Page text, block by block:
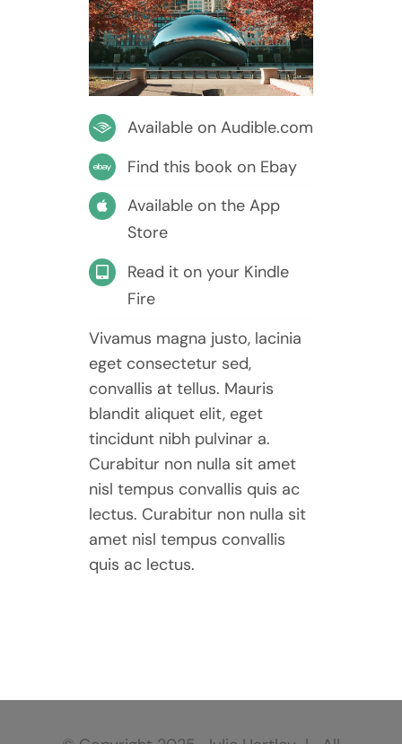
Available on Audible.com
Find this book on Ebay
Available on the App
Store
Read it on your Kindle
Fire
Vivamus magna justo, lacinia
eget consectetur sed,
convallis at tellus. Mauris
blandit aliquet elit, eget
tincidunt nibh pulvinar a.
Curabitur non nulla sit amet
nisl tempus convallis quis ac
lectus. Curabitur non nulla sit
amet nisl tempus convallis
quis ac lectus.